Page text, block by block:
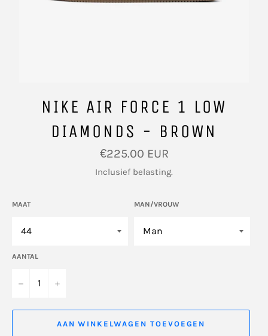
NIKE AIR FORCE 1 LOW
DIAMONDS - BROWN
Normale
prijs
€225.00 EUR
Inclusief belasting.
MAAT MAN/VROUW
AANTAL
− +
AAN WINKELWAGEN TOEVOEGEN